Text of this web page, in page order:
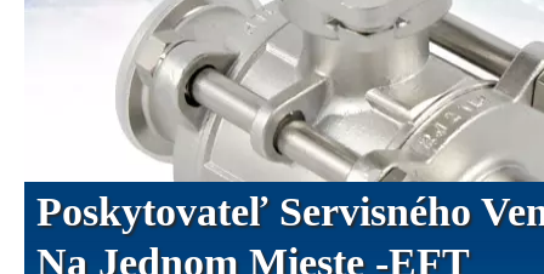
Poskytovateľ Servisného
Na Jednom Mieste -EFT